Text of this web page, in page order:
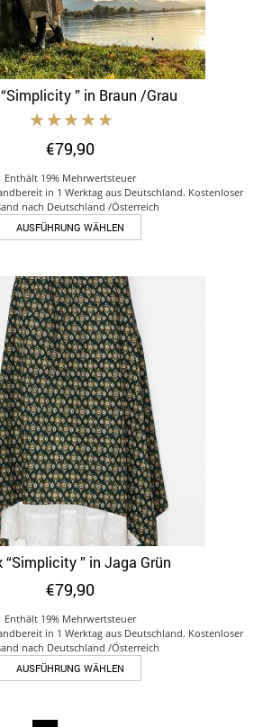
” in Braun /Grau
€79,90
Enthält 19% Mehrwertsteuer
in 1 Werktag aus Deutschland. Kostenloser
nach Deutschland /Österreich
AUSFÜHRUNG WÄHLEN
Produkt
Die
Optionen
können
auf
der
Produktseite
gewählt
werden
“Simplicity ” in Jaga Grün
€79,90
Enthält 19% Mehrwertsteuer
in 1 Werktag aus Deutschland. Kostenloser
nach Deutschland /Österreich
AUSFÜHRUNG WÄHLEN
Produkt